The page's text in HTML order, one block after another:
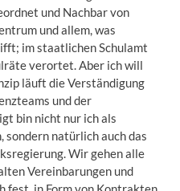
und Nachbar von
und allem, was
im staatlichen Schulamt
verortet. Aber ich will
läuft die Verständigung
und der
bin nicht nur ich als
natürlich auch das
Wir gehen alle
Vereinbarungen und